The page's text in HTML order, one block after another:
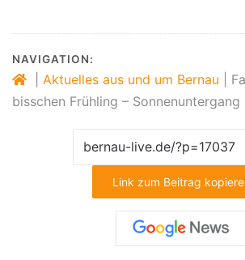
NAVIGATION:
Aktuelles aus und um Bernau
bisschen Frühling – Sonnenuntergang
Link zum Beitrag